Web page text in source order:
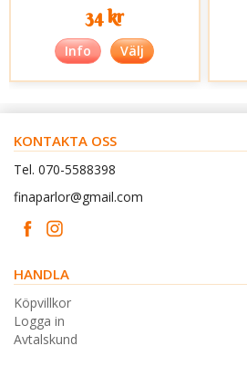
34 kr
Info Välj
KONTAKTA OSS
Tel. 070-5588398
finaparlor@gmail.com
HANDLA
Köpvillkor
Logga in
Avtalskund